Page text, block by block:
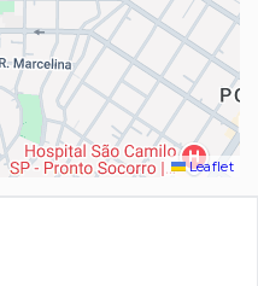
Leaflet